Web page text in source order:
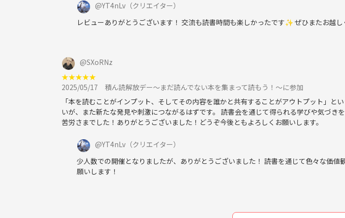
@YT4nLv （クリエイター）
レビューありがとうございます！ 交流も読書時間も楽しかったです✨ ぜひまたお越し
@SXoRNz
★★★★★
2025/05/17
積ん読解放デー〜まだ読んでない本を集まって読もう！〜に参加
「本を読むことがインプット、そしてその内容を誰かと共有することがアウトプット」
いが、また新たな発見や刺激につながるはずです。 読書会を通じて得られる学びや気づ
苦労さまでした！ありがとうございました！どうぞ今後ともよろしくお願いします。
@YT4nLv （クリエイター）
少人数での開催となりましたが、ありがとうございました！ 読書を通じて色々な価
願いします！